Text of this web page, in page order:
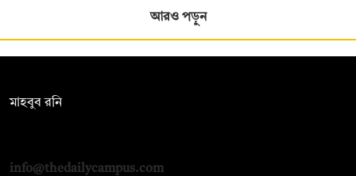
আরও পড়ুন
মাহবুব রনি
info@thedailycampus.com